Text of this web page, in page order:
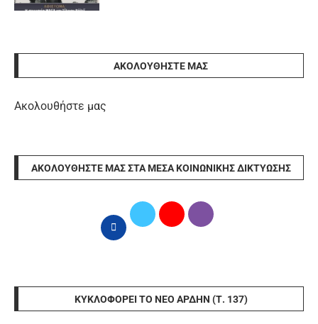
ΑΚΟΛΟΥΘΉΣΤΕ ΜΑΣ
Ακολουθήστε μας
ΑΚΟΛΟΥΘΉΣΤΕ ΜΑΣ ΣΤΑ ΜΈΣΑ ΚΟΙΝΩΝΙΚΉΣ ΔΙΚΤΎΩΣΗΣ
ΚΥΚΛΟΦΟΡΕΊ ΤΟ ΝΈΟ ΆΡΔΗΝ (Τ. 137)